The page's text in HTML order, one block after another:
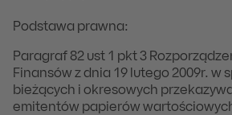
Podstawa prawna:
Paragraf 82 ust 1 pkt 3
Finansów z dnia 19 lutego 2009r. w
bieżących i okresowych
emitentów papierów